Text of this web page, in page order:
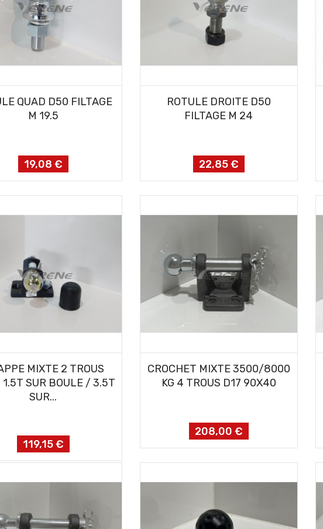
AJOUTER AU PANIER
QUAD D50 FILTAGE
M 19.5
Prix
19,08 €
AJOUTER AU PANIER
ROTULE DROITE D50
FILTAGE M 24
Prix
22,85 €
AJOUTER AU PANIER
MIXTE 2 TROUS
1.5T SUR BOULE / 3.5T
SUR...
Prix
119,15 €
AJOUTER AU PANIER
CROCHET MIXTE 3500/8000
KG 4 TROUS D17 90X40
Prix
208,00 €